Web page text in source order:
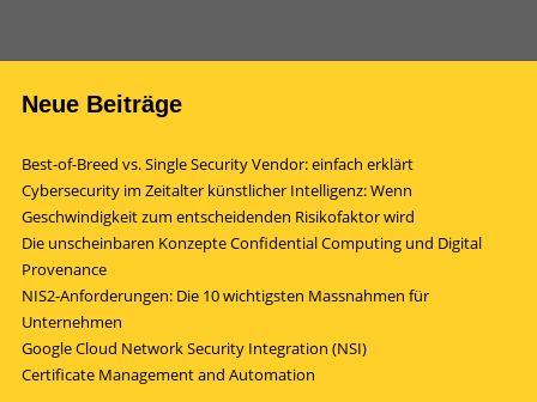
Neue Beiträge
Best-of-Breed vs. Single Security Vendor: einfach erklärt
Cybersecurity im Zeitalter künstlicher Intelligenz: Wenn
Geschwindigkeit zum entscheidenden Risikofaktor wird
Die unscheinbaren Konzepte Confidential Computing und Digital
Provenance
NIS2-Anforderungen: Die 10 wichtigsten Massnahmen für
Unternehmen
Google Cloud Network Security Integration (NSI)
Certificate Management and Automation